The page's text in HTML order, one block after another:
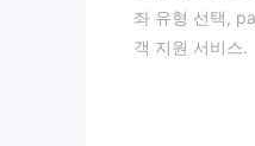
좌 유형 선택,
객 지원 서비스.
STANDARD